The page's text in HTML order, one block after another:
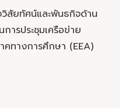
สัยทัศน์และพันธกิจด้าน
ารประชุมเครือข่าย
คทางการศึกษา (EEA)